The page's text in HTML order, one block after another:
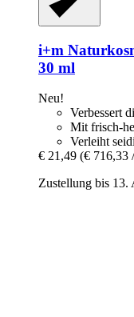
i+m
30 ml
Neu!
Verbessert
Mit frisch-
Verleiht
€ 21,49 (€ 716,33
Zustellung bis 13.